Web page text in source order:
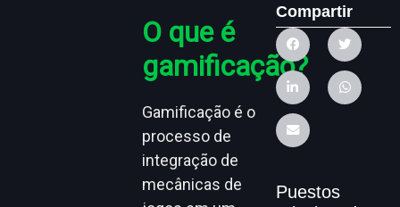
O que é
gamificação?
Gamificação é o
processo de
integração de
mecânicas de
Compartir
Puestos